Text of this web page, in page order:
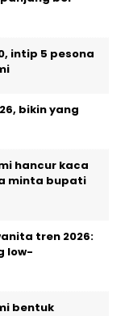
intip 5 pesona
bikin yang
hancur kaca
minta bupati
tren 2026:
low-
bentuk